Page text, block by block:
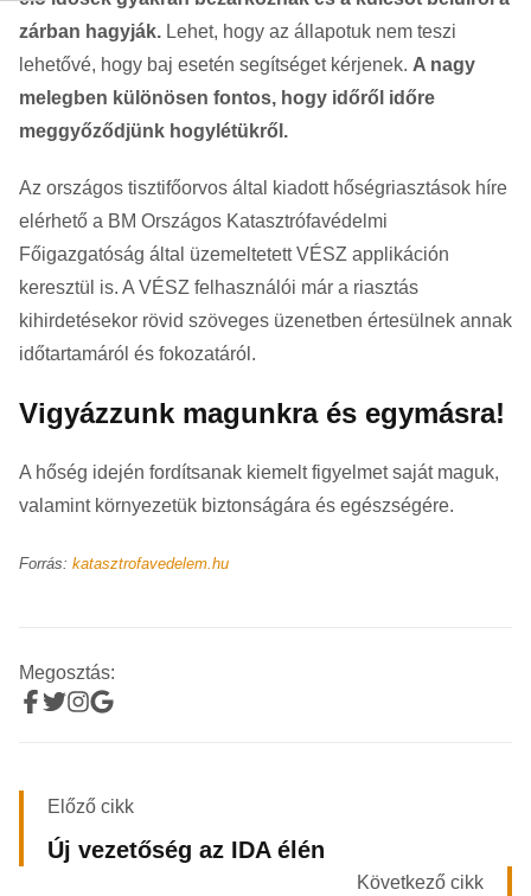
zárban hagyják. Lehet, hogy az állapotuk nem teszi
lehetővé, hogy baj esetén segítséget kérjenek. A nagy
melegben különösen fontos, hogy időről időre
meggyőződjünk hogylétükről.
Az országos tisztifőorvos által kiadott hőségriasztások híre
elérhető a BM Országos Katasztrófavédelmi
Főigazgatóság által üzemeltetett VÉSZ applikáción
keresztül is. A VÉSZ felhasználói már a riasztás
kihirdetésekor rövid szöveges üzenetben értesülnek annak
időtartamáról és fokozatáról.
Vigyázzunk magunkra és egymásra!
A hőség idején fordítsanak kiemelt figyelmet saját maguk,
valamint környezetük biztonságára és egészségére.
Forrás: katasztrofavedelem.hu
Megosztás:
Előző cikk
Új vezetőség az IDA élén
Következő cikk